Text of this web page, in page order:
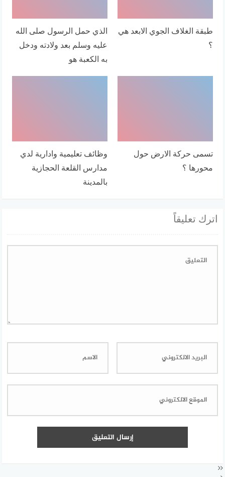
طبقة الغلاف الجوي الابعد هي
؟
الذي حمل الرسول صلى الله
عليه وسلم بعد ولادته ودخل
به الكعبة هو
تسمى حركة الارض حول
محورها ؟
وظائف تعليمية وادارية لدي
مدارس القلعة الحجازية
بالمدينة
اترك تعليقاً